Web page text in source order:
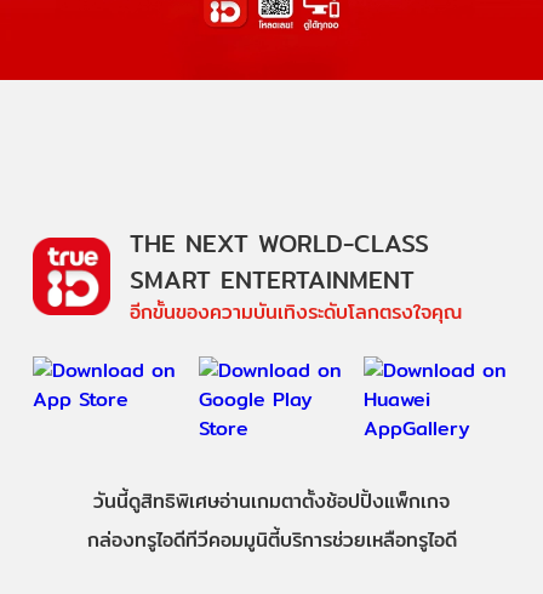
THE NEXT WORLD-CLASS
SMART ENTERTAINMENT
อีกขั้นของความบันเทิงระดับโลกตรงใจคุณ
วันนี้ดูสิทธิพิเศษอ่านเกมตาตั้งช้อปปิ้งแพ็กเกจ
กล่องทรูไอดีทีวีคอมมูนิตี้บริการช่วยเหลือทรูไอดี